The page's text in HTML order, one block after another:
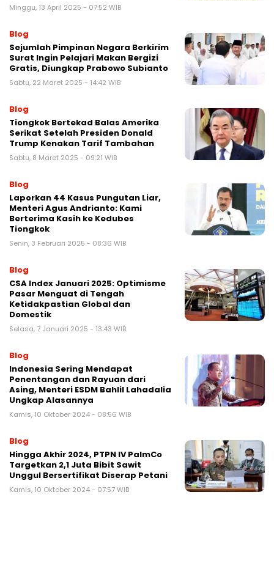
Minggu, 13 April 2025 - 07:52 WIB
Blog
Sejumlah Pimpinan Negara Berkirim
Surat Ingin Pelajari Makan Bergizi
Gratis, Diungkap Prabowo Subianto
Sabtu, 22 Maret 2025 - 14:42 WIB
Blog
Tiongkok Bertekad Balas Amerika
Serikat Setelah Presiden Donald
Trump Kenakan Tarif Tambahan
Sabtu, 8 Maret 2025 - 09:21 WIB
Blog
Laporkan 44 Kasus Pungutan Liar,
Menteri Agus Andrianto: Kami
Berterima Kasih ke Kedubes
Tiongkok
Senin, 3 Februari 2025 - 08:36 WIB
Blog
CSA Index Januari 2025: Optimisme
Pasar Menguat di Tengah
Ketidakpastian Global dan
Domestik
Selasa, 7 Januari 2025 - 13:43 WIB
Blog
Indonesia Sering Mendapat
Penentangan dan Rayuan dari
Asing, Menteri ESDM Bahlil Lahadalia
Ungkap Alasannya
Kamis, 10 Oktober 2024 - 08:56 WIB
Blog
Hingga Akhir 2024, PTPN IV PalmCo
Targetkan 2,1 Juta Bibit Sawit
Unggul Bersertifikat Diserap Petani
Kamis, 10 Oktober 2024 - 07:57 WIB